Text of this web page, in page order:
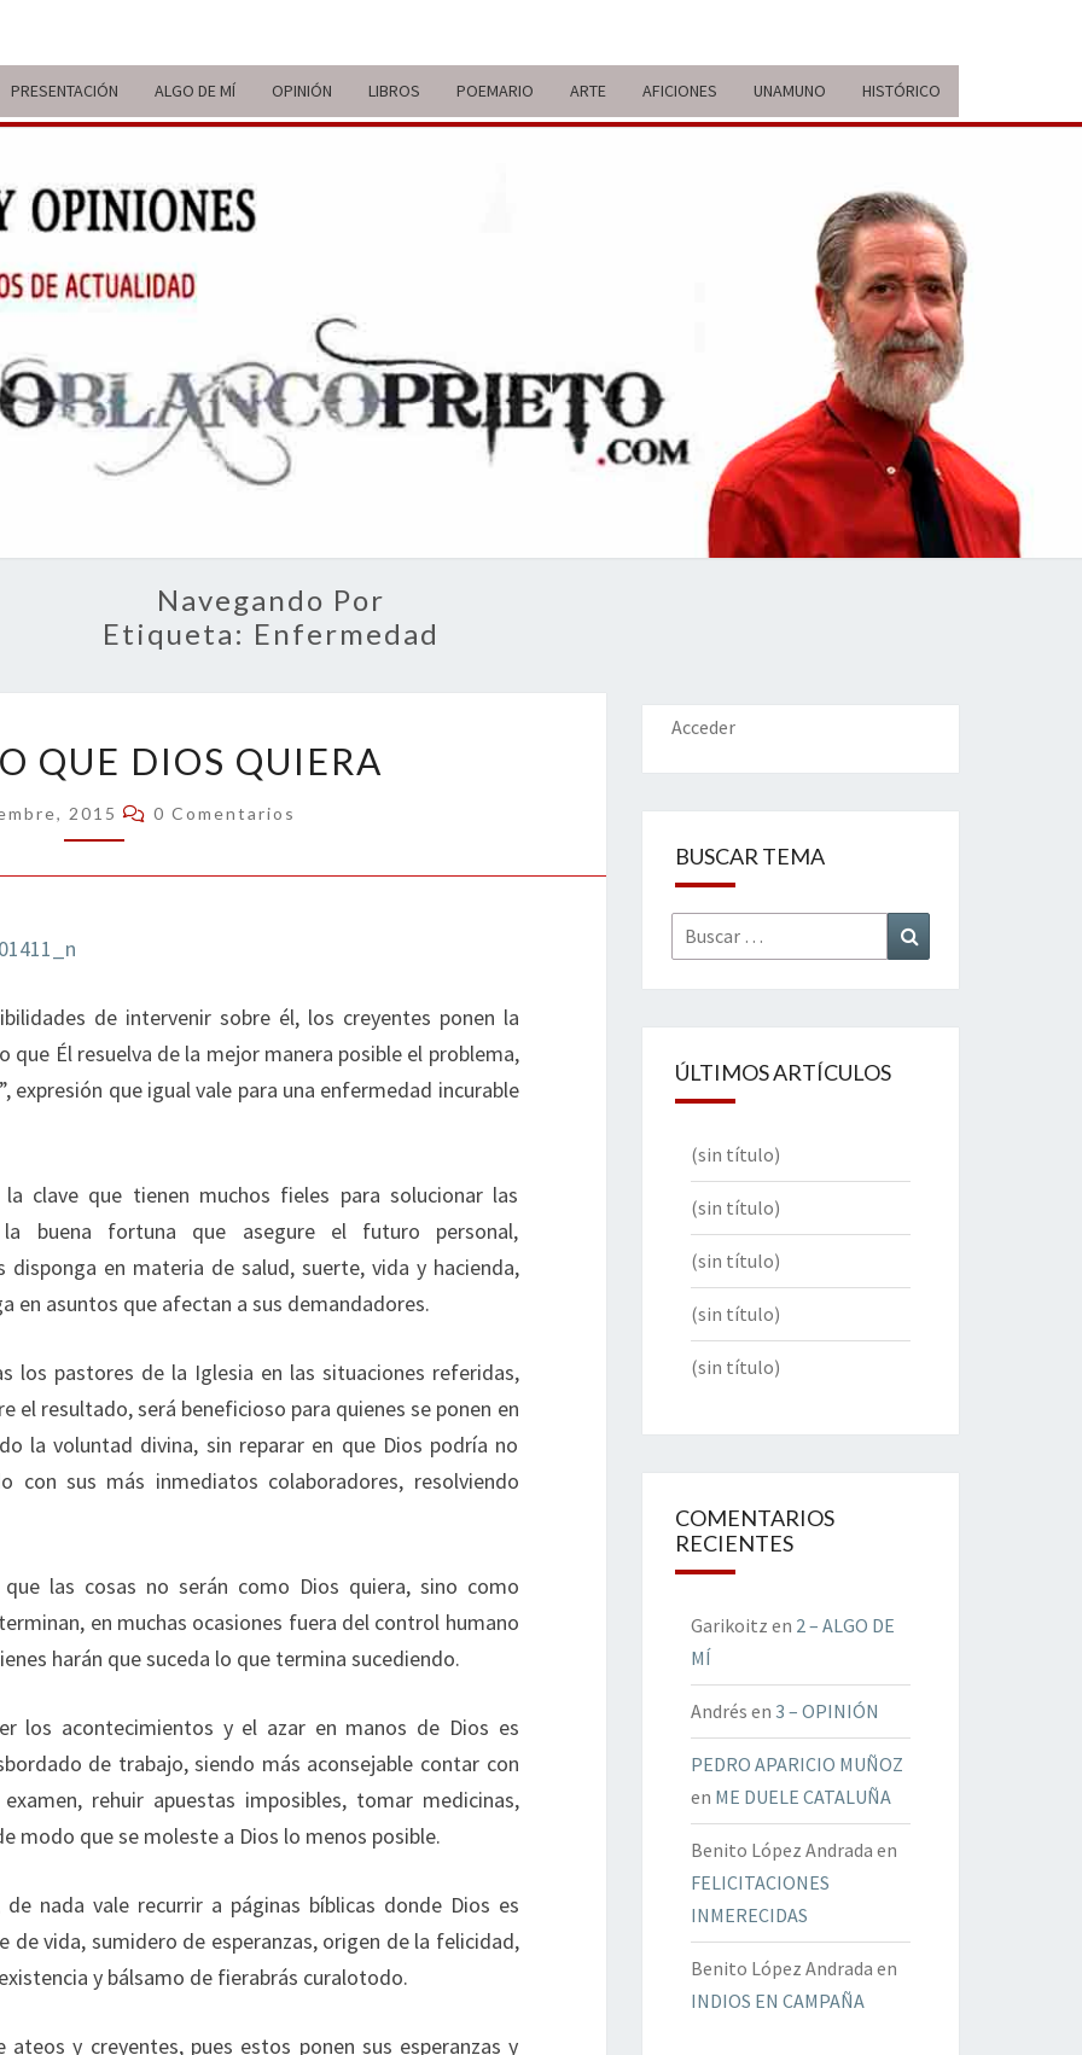
PRESENTACIÓN ALGO DE MÍ OPINIÓN LIBROS POEMARIO ARTE AFICIONES UNAMUNO HISTÓRICO
ITINERARIO
DE VIDA Y
OPINIONES
BREVE
RECORRIDO
VITAL Y
COMENTARIOS
ACTUALIDAD
Navegando Por
Etiqueta: Enfermedad
SEA
LO
QUE
DIOS
QUE DIOS QUIERA
2015 Comentarios
0 Comentarios
de intervenir sobre él, los creyentes ponen la
que Él resuelva de la mejor manera posible el problema,
expresión que igual vale para una enfermedad incurable
clave que tienen muchos fieles para solucionar las
buena fortuna que asegure el futuro personal,
disponga en materia de salud, suerte, vida y hacienda,
en asuntos que afectan a sus demandadores.
los pastores de la Iglesia en las situaciones referidas,
el resultado, será beneficioso para quienes se ponen en
la voluntad divina, sin reparar en que Dios podría no
con sus más inmediatos colaboradores, resolviendo
las cosas no serán como Dios quiera, sino como
en muchas ocasiones fuera del control humano
harán que suceda lo que termina sucediendo.
los acontecimientos y el azar en manos de Dios es
de trabajo, siendo más aconsejable contar con
rehuir apuestas imposibles, tomar medicinas,
modo que se moleste a Dios lo menos posible.
nada vale recurrir a páginas bíblicas donde Dios es
de vida, sumidero de esperanzas, origen de la felicidad,
y bálsamo de fierabrás curalotodo.
y creyentes, pues estos ponen sus esperanzas y
Acceder
BUSCAR TEMA
Buscar
por:
ÚLTIMOS ARTÍCULOS
(sin título)
(sin título)
(sin título)
(sin título)
(sin título)
COMENTARIOS
RECIENTES
Garikoitz en 2 – ALGO DE
MÍ
Andrés en 3 – OPINIÓN
PEDRO APARICIO MUÑOZ
en ME DUELE CATALUÑA
Benito López Andrada en
FELICITACIONES
INMERECIDAS
Benito López Andrada en
INDIOS EN CAMPAÑA